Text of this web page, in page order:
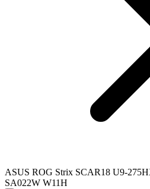
ASUS ROG Strix SCAR18 U9-
SA022W W11H